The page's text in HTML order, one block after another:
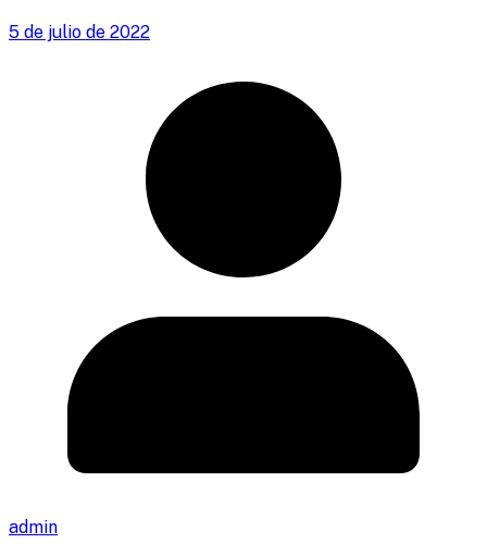
5 de julio de 2022
admin